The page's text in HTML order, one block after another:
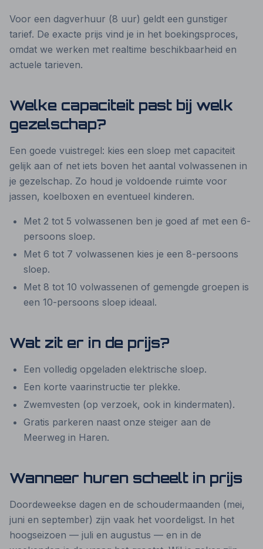
Voor een dagverhuur (8 uur) geldt een gunstiger
tarief. De exacte prijs vind je in het boekingsproces,
omdat we werken met realtime beschikbaarheid en
actuele tarieven.
Welke capaciteit past bij welk
gezelschap?
Een goede vuistregel: kies een sloep met capaciteit
gelijk aan of net iets boven het aantal volwassenen in
je gezelschap. Zo houd je voldoende ruimte voor
jassen, koelboxen en eventueel kinderen.
Met 2 tot 5 volwassenen ben je goed af met een 6-
persoons sloep.
Met 6 tot 7 volwassenen kies je een 8-persoons
sloep.
Met 8 tot 10 volwassenen of gemengde groepen is
een 10-persoons sloep ideaal.
Wat zit er in de prijs?
Een volledig opgeladen elektrische sloep.
Een korte vaarinstructie ter plekke.
Zwemvesten (op verzoek, ook in kindermaten).
Gratis parkeren naast onze steiger aan de
Meerweg in Haren.
Wanneer huren scheelt in prijs
Doordeweekse dagen en de schoudermaanden (mei,
juni en september) zijn vaak het voordeligst. In het
hoogseizoen — juli en augustus — en in de